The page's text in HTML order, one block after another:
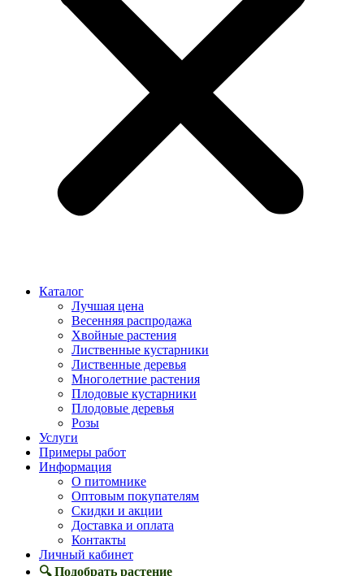
Каталог
Лучшая цена
Весенняя распродажа
Хвойные растения
Лиственные кустарники
Лиственные деревья
Многолетние растения
Плодовые кустарники
Плодовые деревья
Розы
Услуги
Примеры работ
Информация
О питомнике
Оптовым покупателям
Скидки и акции
Доставка и оплата
Контакты
Личный кабинет
🔍 Подобрать растение